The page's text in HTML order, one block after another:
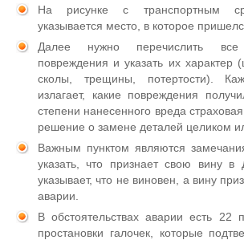
На рисунке с транспортным
указывается место, в которое
Далее нужно перечислить
повреждения и указать их характер
сколы, трещины, потертости).
излагает, какие повреждения
степени нанесенного вреда
решение о замене деталей целиком
Важным пунктом являются
указать, что признает свою вину
указывает, что не виновен, а вину
аварии.
В обстоятельствах аварии есть 22
простановки галочек, которые